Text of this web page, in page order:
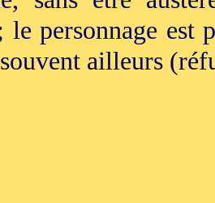
personnage est
ailleurs